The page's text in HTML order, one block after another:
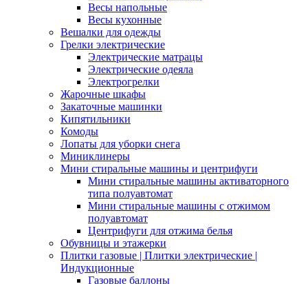
Весы напольные
Весы кухонные
Вешалки для одежды
Грелки электрические
Электрические матрацы
Электрические одеяла
Электрогрелки
Жарочные шкафы
Закаточные машинки
Кипятильники
Комоды
Лопаты для уборки снега
Миниклинеры
Мини стиральные машины и центрифуги
Мини стиральные машины активаторного
типа полуавтомат
Мини стиральные машины с отжимом
полуавтомат
Центрифуги для отжима белья
Обувницы и этажерки
Плитки газовые | Плитки электрические |
Индукционные
Газовые баллоны